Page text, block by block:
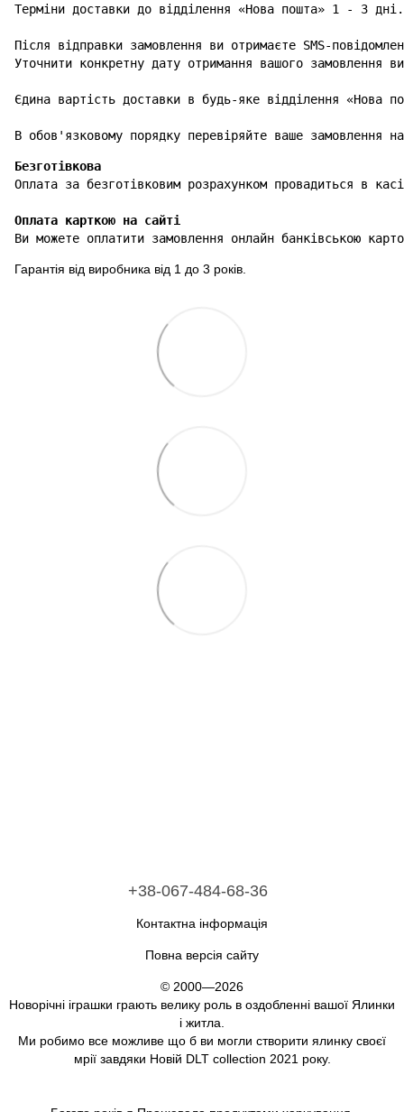
Терміни доставки до відділення «Нова пошта» 1 - 3 дні.
Після відправки замовлення ви отримаєте SMS-
Уточнити конкретну дату отримання вашого замовлення
Єдина вартість доставки в будь-яке відділення «Нова
В обов'язковому порядку перевіряйте ваше замовлення
Безготівкова
Оплата карткою на сайті
Ви можете оплатити замовлення онлайн банківською
Гарантія від виробника від 1 до 3 років.
+38-067-484-68-36
Контактна інформація
Повна версія сайту
© 2000—2026
Новорічні іграшки грають велику роль в оздобленні вашої Ялинки
і житла.
Ми робимо все можливе що б ви могли створити ялинку своєї
мрії завдяки Новій DLT collection 2021 року.